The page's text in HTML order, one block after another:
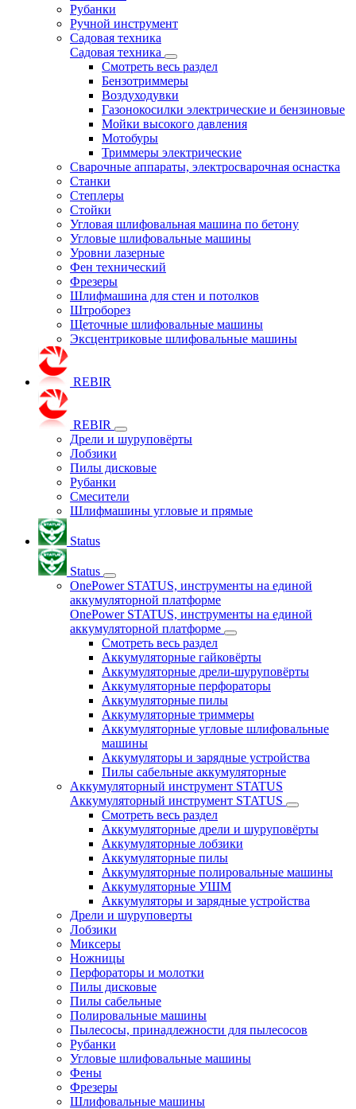
Рубанки
Ручной инструмент
Садовая техника
Садовая техника
Смотреть весь раздел
Бензотриммеры
Воздуходувки
Газонокосилки электрические и бензиновые
Мойки высокого давления
Мотобуры
Триммеры электрические
Сварочные аппараты, электросварочная оснастка
Станки
Степлеры
Стойки
Угловая шлифовальная машина по бетону
Угловые шлифовальные машины
Уровни лазерные
Фен технический
Фрезеры
Шлифмашина для стен и потолков
Штроборез
Щеточные шлифовальные машины
Эксцентриковые шлифовальные машины
REBIR
REBIR
Дрели и шуруповёрты
Лобзики
Пилы дисковые
Рубанки
Смесители
Шлифмашины угловые и прямые
Status
Status
OnePower STATUS, инструменты на единой
аккумуляторной платформе
OnePower STATUS, инструменты на единой
аккумуляторной платформе
Смотреть весь раздел
Аккумуляторные гайковёрты
Аккумуляторные дрели-шуруповёрты
Аккумуляторные перфораторы
Аккумуляторные пилы
Аккумуляторные триммеры
Аккумуляторные угловые шлифовальные
машины
Аккумуляторы и зарядные устройства
Пилы сабельные аккумуляторные
Аккумуляторный инструмент STATUS
Аккумуляторный инструмент STATUS
Смотреть весь раздел
Аккумуляторные дрели и шуруповёрты
Аккумуляторные лобзики
Аккумуляторные пилы
Аккумуляторные полировальные машины
Аккумуляторные УШМ
Аккумуляторы и зарядные устройства
Дрели и шуруповерты
Лобзики
Миксеры
Ножницы
Перфораторы и молотки
Пилы дисковые
Пилы сабельные
Полировальные машины
Пылесосы, принадлежности для пылесосов
Рубанки
Угловые шлифовальные машины
Фены
Фрезеры
Шлифовальные машины